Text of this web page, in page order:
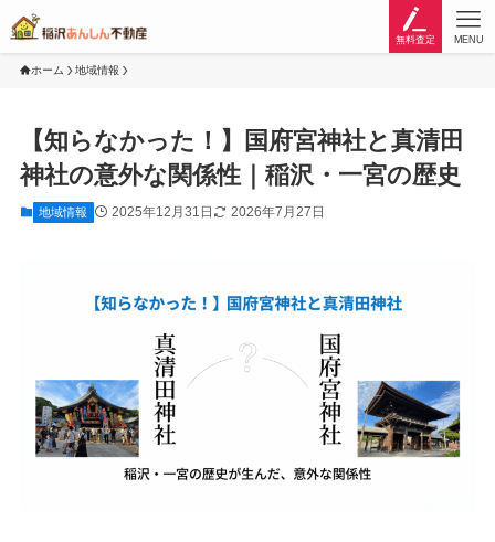
無料査定 MENU
ホーム 地域情報
【知らなかった！】国府宮神社と真清田
神社の意外な関係性｜稲沢・一宮の歴史
地域情報 2025年12月31日 2026年7月27日